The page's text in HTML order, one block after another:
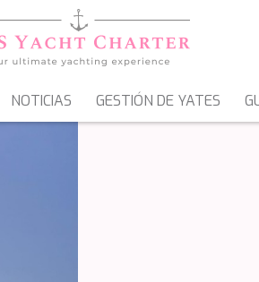
GOLETAS &
NOTICIAS GESTIÓN DE YATES